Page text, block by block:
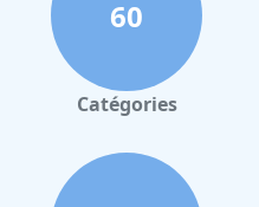
60
Catégories